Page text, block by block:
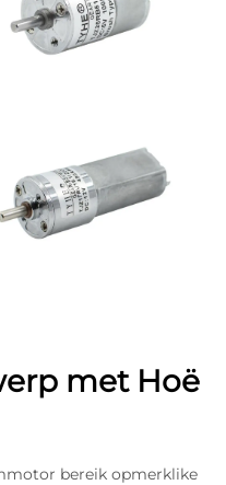
met Hoë
bereik opmerklike